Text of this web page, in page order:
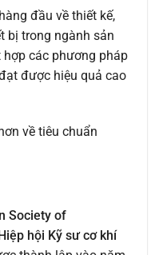
đầu về thiết kế,
bị trong ngành sản
các phương pháp
được hiệu quả cao
về tiêu chuẩn
Society of
hội Kỹ sư cơ khí